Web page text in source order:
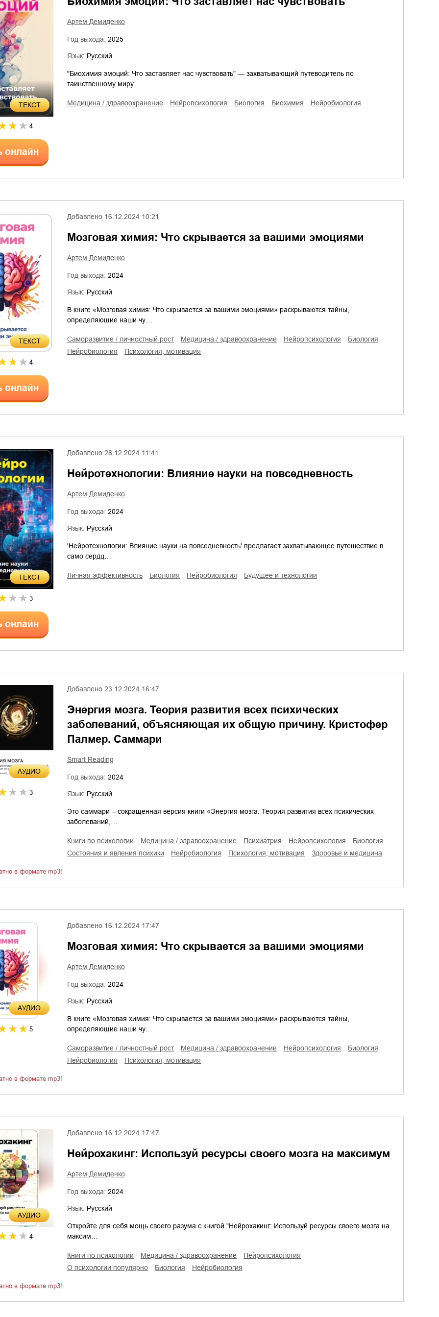
ТЕКСТ
4
онлайн
Артем Демиденко
Год выхода: 2025
Язык: Русский
"Биохимия эмоций: Что заставляет нас чувствовать" — захватывающий путеводитель по
таинственному миру…
медицина / здравоохранение нейропсихология биология биохимия нейробиология
ТЕКСТ
4
онлайн
Добавлено 16.12.2024 10:21
Мозговая химия: Что скрывается за вашими эмоциями
Артем Демиденко
Год выхода: 2024
Язык: Русский
В книге «Мозговая химия: Что скрывается за вашими эмоциями» раскрываются тайны,
определяющие наши чу…
саморазвитие / личностный рост медицина / здравоохранение нейропсихология
биология
нейробиология
психология, мотивация
ТЕКСТ
3
онлайн
Добавлено 28.12.2024 11:41
Нейротехнологии: Влияние науки на повседневность
Артем Демиденко
Год выхода: 2024
Язык: Русский
'Нейротехнологии: Влияние науки на повседневность' предлагает захватывающее путешествие в
само сердц…
личная эффективность биология нейробиология будущее и технологии
AУДИО
3
Добавлено 23.12.2024 16:47
Энергия мозга. Теория развития всех психических
заболеваний, объясняющая их общую причину. Кристофер
Палмер. Саммари
Smart Reading
Год выхода: 2024
Язык: Русский
Это саммари – сокращенная версия книги «Энергия мозга. Теория развития всех психических
заболеваний,…
книги по психологии медицина / здравоохранение психиатрия нейропсихология
биология
состояния и явления психики
нейробиология психология, мотивация здоровье и медицина
в формате mp3!
AУДИО
5
Добавлено 16.12.2024 17:47
Мозговая химия: Что скрывается за вашими эмоциями
Артем Демиденко
Год выхода: 2024
Язык: Русский
В книге «Мозговая химия: Что скрывается за вашими эмоциями» раскрываются тайны,
определяющие наши чу…
саморазвитие / личностный рост медицина / здравоохранение нейропсихология
биология
нейробиология
психология, мотивация
в формате mp3!
AУДИО
4
Добавлено 16.12.2024 17:47
Нейрохакинг: Используй ресурсы своего мозга на максимум
Артем Демиденко
Год выхода: 2024
Язык: Русский
Откройте для себя мощь своего разума с книгой "Нейрохакинг: Используй ресурсы своего мозга на
максим…
книги по психологии медицина / здравоохранение
нейропсихология
о психологии популярно
биология нейробиология
в формате mp3!